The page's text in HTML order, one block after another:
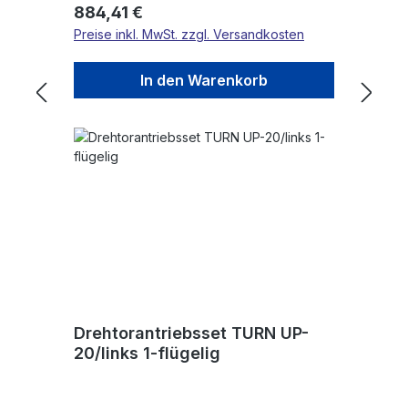
Regulärer Preis:
884,41 €
Preise inkl. MwSt. zzgl. Versandkosten
In den Warenkorb
Drehtorantriebsset TURN UP-
20/links 1-flügelig